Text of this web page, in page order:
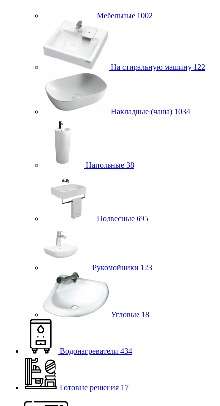
Мебельные 1002
На стиральную машину 122
Накладные (чаша) 1034
Напольные 38
Подвесные 695
Рукомойники 123
Угловые 18
Водонагреватели 434
Готовые решения 17